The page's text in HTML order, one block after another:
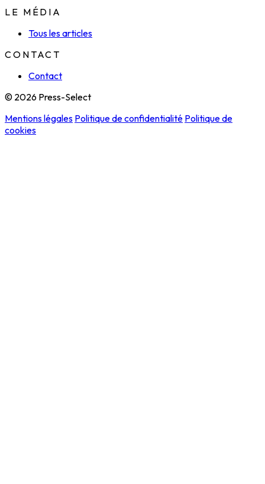
LE MÉDIA
Tous les articles
CONTACT
Contact
© 2026 Press-Select
Mentions légales Politique de confidentialité Politique de
cookies